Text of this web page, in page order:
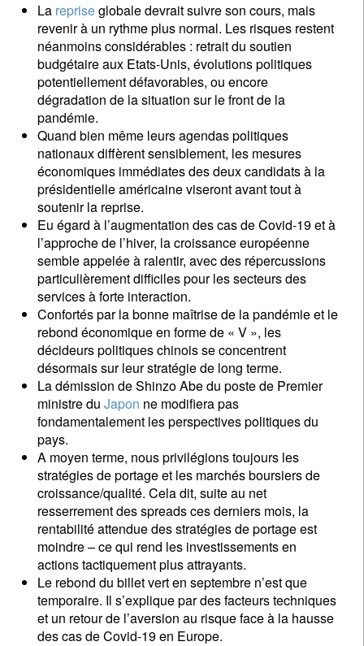
La repriseglobale devrait suivre son cours, mais
revenir à un rythme plus normal. Les risques restent
néanmoins considérables : retrait du soutien
budgétaire aux Etats-Unis, évolutions politiques
potentiellement défavorables, ou encore
dégradation de la situation sur le front de la
pandémie.
Quand bien même leurs agendas politiques
nationaux diffèrent sensiblement, les mesures
économiques immédiates des deux candidats à la
présidentielle américaine viseront avant tout à
soutenir la reprise.
Eu égard à l’augmentation des cas de Covid-19 et à
l’approche de l’hiver, la croissance européenne
semble appelée à ralentir, avec des répercussions
particulièrement difficiles pour les secteurs des
services à forte interaction.
Confortés par la bonne maîtrise de la pandémie et le
rebond économique en forme de « V », les
décideurs politiques chinois se concentrent
désormais sur leur stratégie de long terme.
La démission de Shinzo Abe du poste de Premier
ministre du Japon ne modifiera pas
fondamentalement les perspectives politiques du
pays.
A moyen terme, nous privilégions toujours les
stratégies de portage et les marchés boursiers de
croissance/qualité. Cela dit, suite au net
resserrement des spreads ces derniers mois, la
rentabilité attendue des stratégies de portage est
moindre – ce qui rend les investissements en
actions tactiquement plus attrayants.
Le rebond du billet vert en septembre n’est que
temporaire. Il s’explique par des facteurs techniques
et un retour de l’aversion au risque face à la hausse
des cas de Covid-19 en Europe.